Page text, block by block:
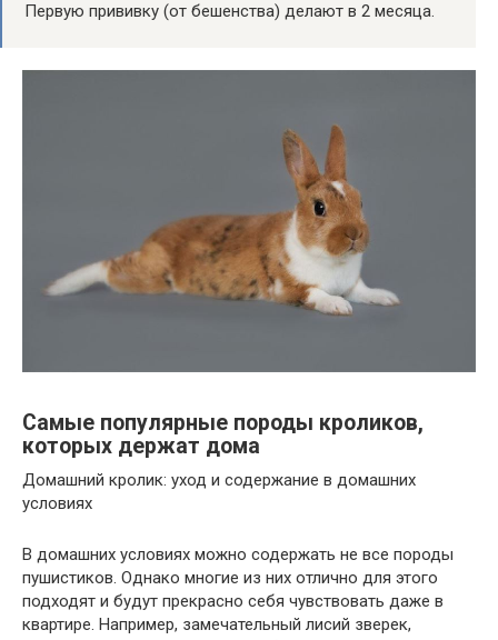
Первую прививку (от бешенства) делают в 2 месяца.
Самые популярные породы кроликов,
которых держат дома
Домашний кролик: уход и содержание в домашних
условиях
В домашних условиях можно содержать не все породы
пушистиков. Однако многие из них отлично для этого
подходят и будут прекрасно себя чувствовать даже в
квартире. Например, замечательный лисий зверек,